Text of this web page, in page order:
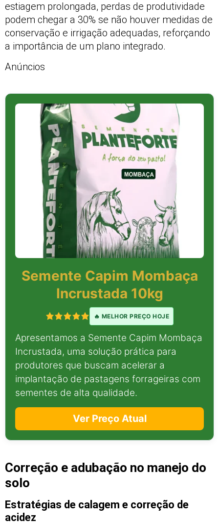
estiagem prolongada, perdas de produtividade
podem chegar a 30% se não houver medidas de
conservação e irrigação adequadas, reforçando
a importância de um plano integrado.
Anúncios
Semente Capim Mombaça
Incrustada 10kg
🔥 MELHOR PREÇO HOJE
Apresentamos a Semente Capim Mombaça
Incrustada, uma solução prática para
produtores que buscam acelerar a
implantação de pastagens forrageiras com
sementes de alta qualidade.
Ver Preço Atual
Correção e adubação no manejo do
solo
Estratégias de calagem e correção de
acidez